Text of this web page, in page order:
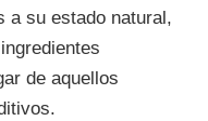
a su estado natural,
de aquellos